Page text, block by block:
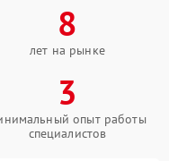
8
лет на рынке
3
опыт работы
специалистов